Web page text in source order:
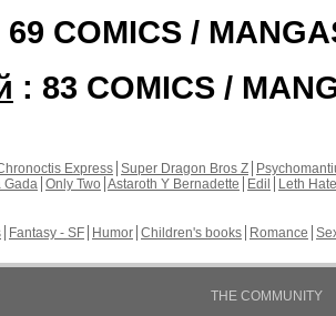
COMICS /
: 83 COMICS /
Express Super Dragon Bros Z
Gada Only Two Astaroth Y Bernadette Edil
Leth Hate
Fantasy - SF Humor Children's books Romance
THE COMMUNITY